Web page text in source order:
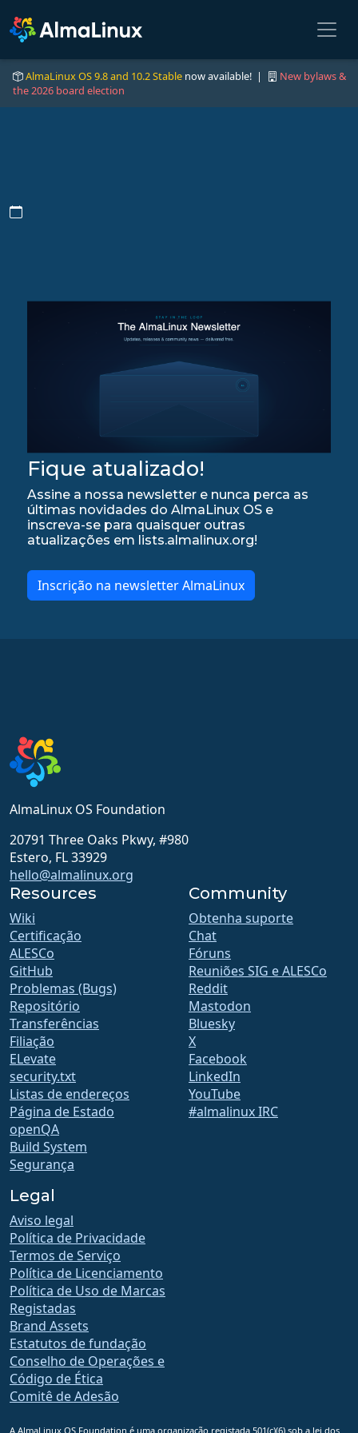
AlmaLinux OS 9.8 and 10.2 Stable now available! |
New bylaws &
the 2026 board election
Fique atualizado!
Assine a nossa newsletter e nunca perca as
últimas novidades do AlmaLinux OS e
inscreva-se para quaisquer outras
atualizações em lists.almalinux.org!
Inscrição na newsletter AlmaLinux
AlmaLinux OS Foundation
20791 Three Oaks Pkwy, #980
Estero, FL 33929
hello@almalinux.org
Resources
Wiki
Certificação
ALESCo
GitHub
Problemas (Bugs)
Repositório
Transferências
Filiação
ELevate
security.txt
Listas de endereços
Página de Estado
openQA
Build System
Segurança
Community
Obtenha suporte
Chat
Fóruns
Reuniões SIG e ALESCo
Reddit
Mastodon
Bluesky
X
Facebook
LinkedIn
YouTube
#almalinux IRC
Legal
Aviso legal
Política de Privacidade
Termos de Serviço
Política de Licenciamento
Política de Uso de Marcas
Registadas
Brand Assets
Estatutos de fundação
Conselho de Operações e
Código de Ética
Comitê de Adesão
A AlmaLinux OS Foundation é uma organização registada 501(c)(6) sob a lei dos